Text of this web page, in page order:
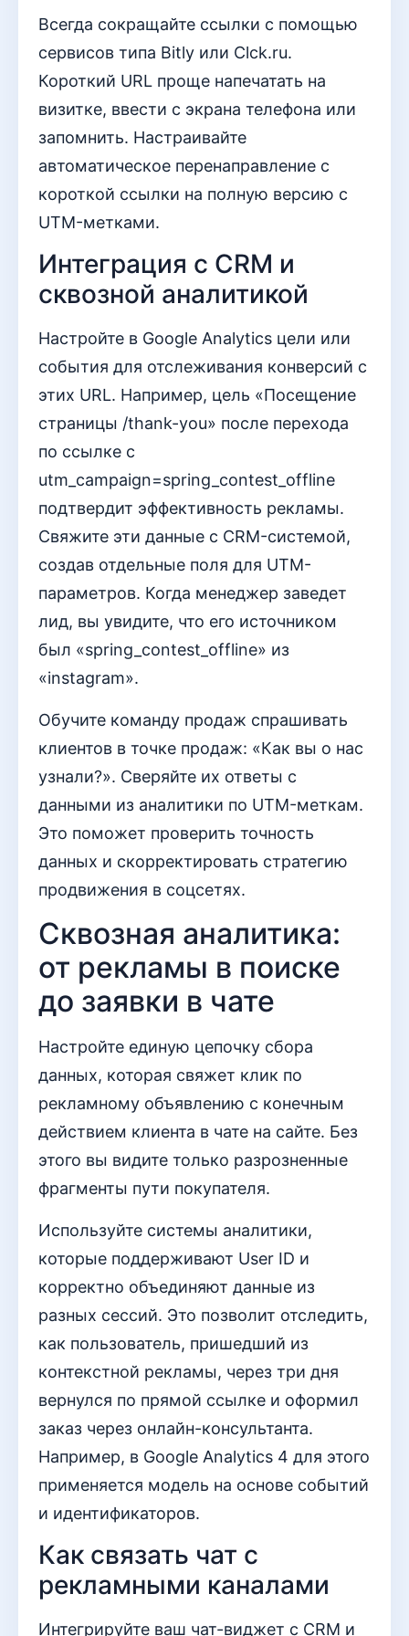
Всегда сокращайте ссылки с помощью
сервисов типа Bitly или Clck.ru.
Короткий URL проще напечатать на
визитке, ввести с экрана телефона или
запомнить. Настраивайте
автоматическое перенаправление с
короткой ссылки на полную версию с
UTM-метками.
Интеграция с CRM и
сквозной аналитикой
Настройте в Google Analytics цели или
события для отслеживания конверсий с
этих URL. Например, цель «Посещение
страницы /thank-you» после перехода
по ссылке с
utm_campaign=spring_contest_offline
подтвердит эффективность рекламы.
Свяжите эти данные с CRM-системой,
создав отдельные поля для UTM-
параметров. Когда менеджер заведет
лид, вы увидите, что его источником
был «spring_contest_offline» из
«instagram».
Обучите команду продаж спрашивать
клиентов в точке продаж: «Как вы о нас
узнали?». Сверяйте их ответы с
данными из аналитики по UTM-меткам.
Это поможет проверить точность
данных и скорректировать стратегию
продвижения в соцсетях.
Сквозная аналитика:
от рекламы в поиске
до заявки в чате
Настройте единую цепочку сбора
данных, которая свяжет клик по
рекламному объявлению с конечным
действием клиента в чате на сайте. Без
этого вы видите только разрозненные
фрагменты пути покупателя.
Используйте системы аналитики,
которые поддерживают User ID и
корректно объединяют данные из
разных сессий. Это позволит отследить,
как пользователь, пришедший из
контекстной рекламы, через три дня
вернулся по прямой ссылке и оформил
заказ через онлайн-консультанта.
Например, в Google Analytics 4 для этого
применяется модель на основе событий
и идентификаторов.
Как связать чат с
рекламными каналами
Интегрируйте ваш чат-виджет с CRM и